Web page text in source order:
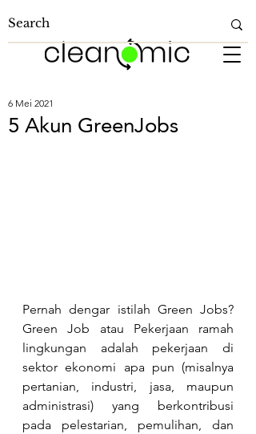
5 Akun GreenJobs
6 Mei 2021
Pernah dengar istilah Green Jobs?
Green Job atau Pekerjaan ramah
lingkungan adalah pekerjaan di
sektor ekonomi apa pun (misalnya
pertanian, industri, jasa, maupun
administrasi) yang berkontribusi
pada pelestarian, pemulihan, dan